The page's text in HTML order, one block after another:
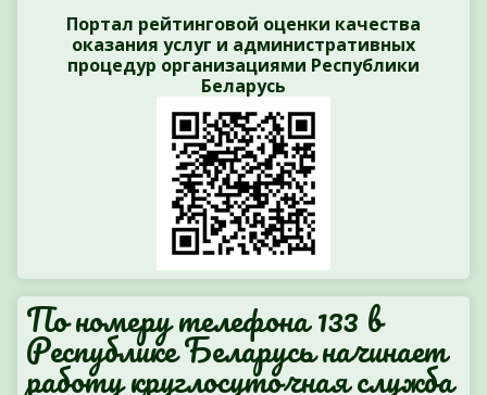
Портал рейтинговой оценки качества
оказания услуг и административных
процедур организациями Республики
Беларусь
По номеру телефона 133 в
Республике Беларусь начинает
работу круглосуточная служба